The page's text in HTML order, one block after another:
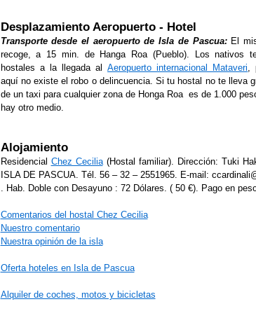
Desplazamiento Aeropuerto - Hotel
Transporte desde el aeropuerto de Isla de Pascua: El
recoge, a 15 min. de Hanga Roa (Pueblo). Los nativos
hostales a la llegada alAeropuerto internacional Mataveri
aquí no existe el robo o delincuencia. Si tu hostal no te lleva
de un taxi para cualquier zona de Honga Roa es de 1.000
hay otro medio.
Alojamiento
Residencial Chez Cecilia(Hostal familiar). Dirección: Tuki
ISLA DE PASCUA. Tél. 56 – 32 – 2551965. E-mail:
. Hab. Doble con Desayuno : 72 Dólares. ( 50 €). Pago en
Comentarios del hostal Chez Cecilia
Nuestro comentario
Nuestra opinión de la isla
Oferta hoteles en Isla de Pascua
Alquiler de coches, motos y bicicletas